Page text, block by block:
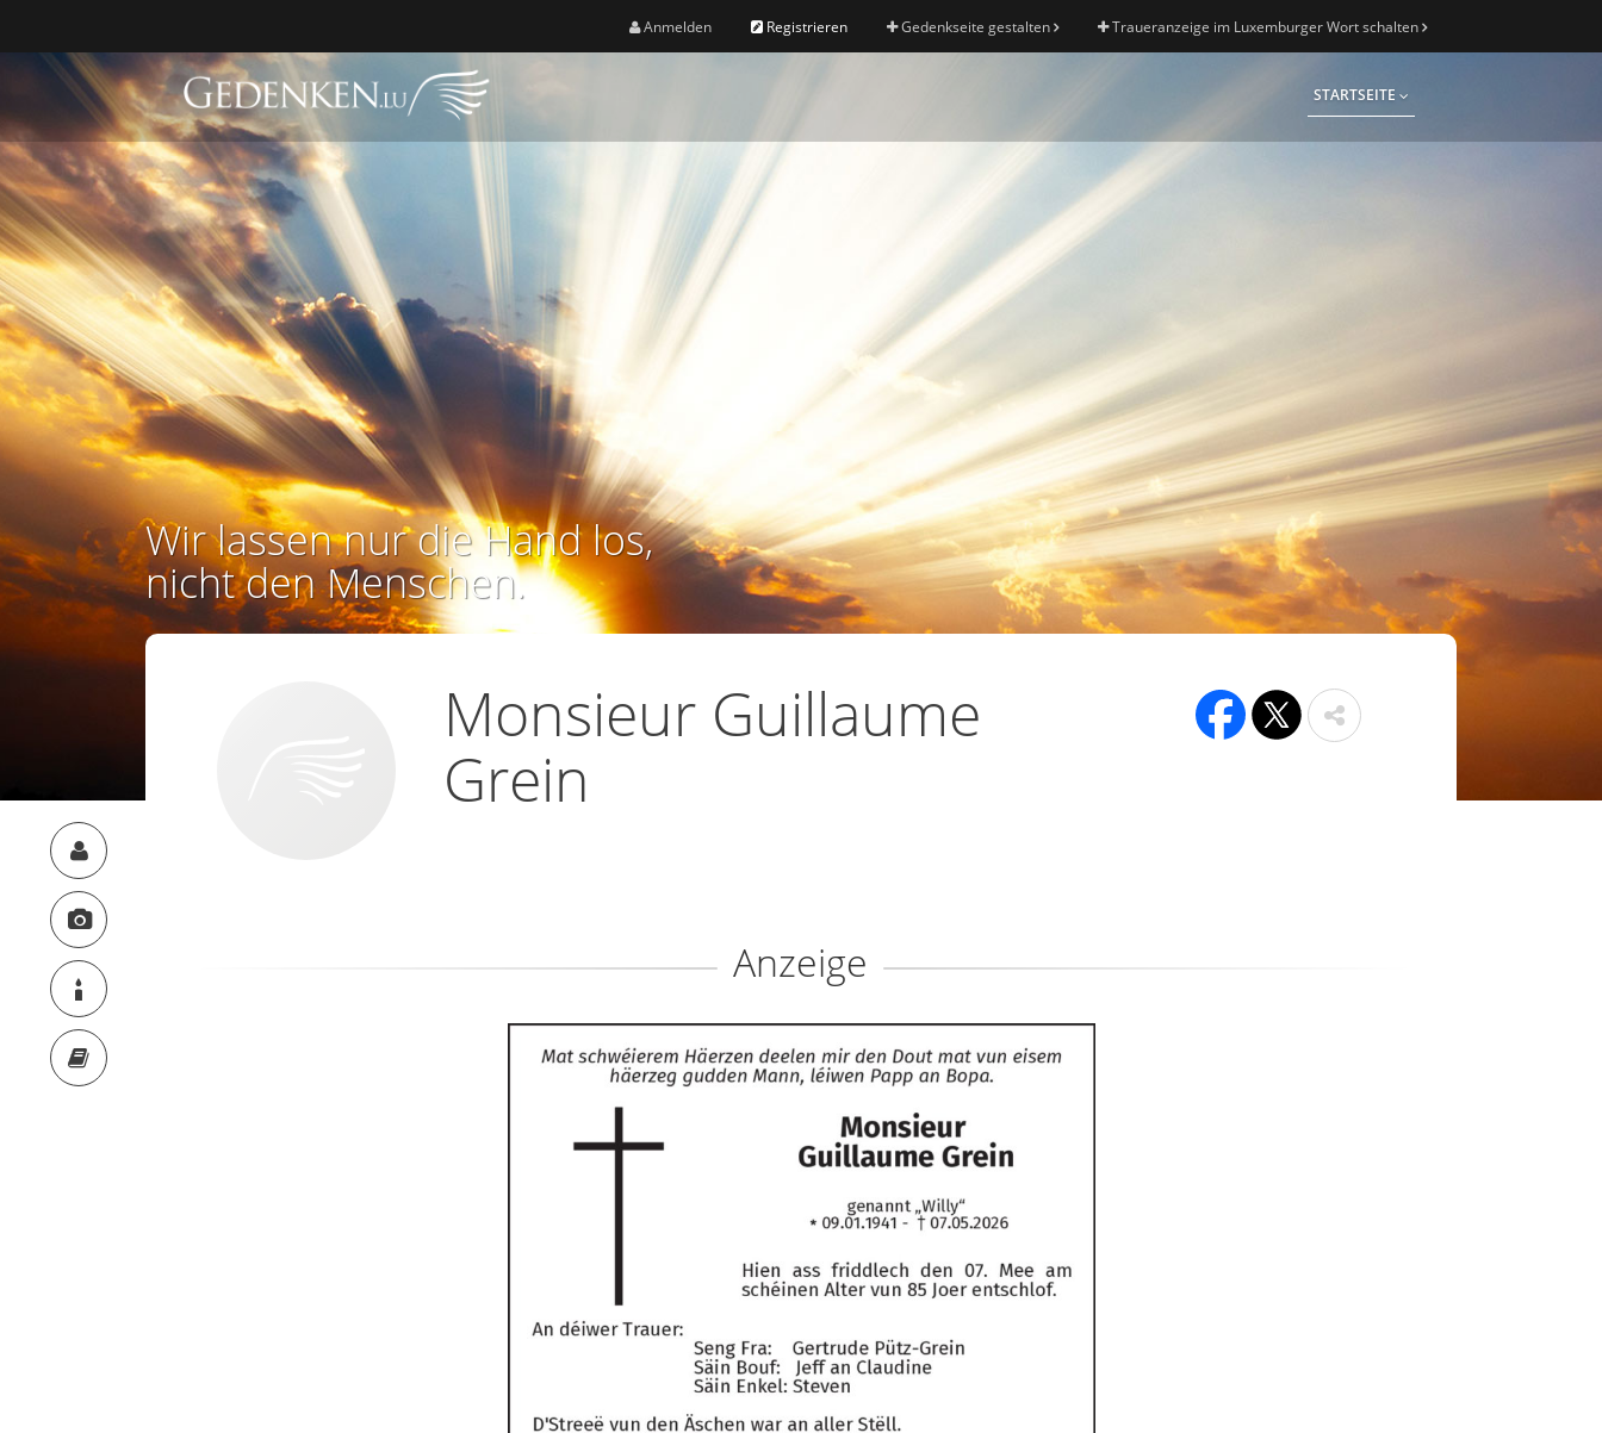
Anmelden Registrieren Gedenkseite gestalten Traueranzeige im Luxemburger Wort schalten
STARTSEITE
Wir lassen nur die Hand los,
nicht den Menschen.
Monsieur Guillaume
Grein
Anzeige